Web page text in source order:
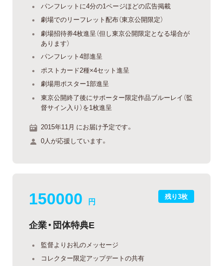
パンフレットに4分の1ページほどの広告掲載
劇場でのリーフレット配布（東京公開限定）
劇場招待券4枚進呈（但し東京公開限定となる場合が
あります）
パンフレット4部進呈
ポストカード2種×4セット進呈
劇場用ポスター1部進呈
東京公開終了後にサポーター限定作品ブルーレイ（監
督サイン入り）を1枚進呈
2015年11月 にお届け予定です。
0人が応援しています。
残り3枚
150000 円
企業・団体特典E
監督よりお礼のメッセージ
コレクター限定アップデートの共有